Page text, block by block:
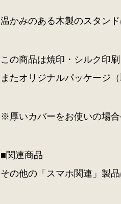
温かみのある木製のスタン
この商品は焼印・シルク印
またオリジナルパッケージ
※厚いカバーをお使いの場合
■関連商品
その他の「スマホ関連」製